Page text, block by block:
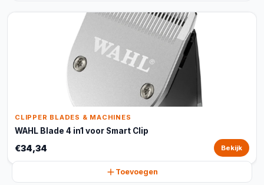
CLIPPER BLADES & MACHINES
WAHL Blade 4 in1 voor Smart Clip
€34,34 Bekijk
Toevoegen